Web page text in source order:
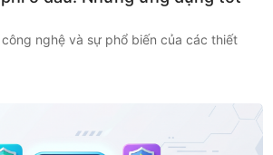
nghệ và sự phổ biến của các thiết